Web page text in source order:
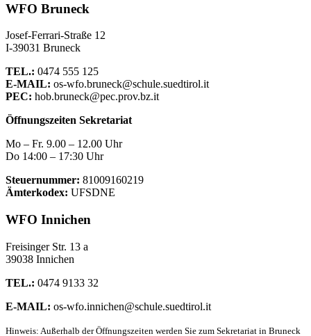
WFO Bruneck
Josef-Ferrari-Straße 12
I-39031 Bruneck
TEL.: 0474 555 125
E-MAIL: os-wfo.bruneck@schule.suedtirol.it
PEC: hob.bruneck@pec.prov.bz.it
Öffnungszeiten Sekretariat
Mo – Fr. 9.00 – 12.00 Uhr
Do 14:00 – 17:30 Uhr
Steuernummer: 81009160219
Ämterkodex: UFSDNE
WFO Innichen
Freisinger Str. 13 a
39038 Innichen
TEL.: 0474 9133 32
E-MAIL: os-wfo.innichen@schule.suedtirol.it
Hinweis: Außerhalb der Öffnungszeiten werden Sie zum Sekretariat in Bruneck